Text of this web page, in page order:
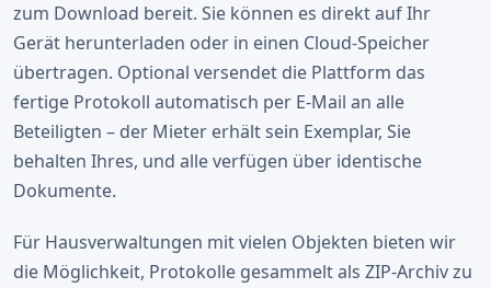
zum Download bereit. Sie können es direkt auf Ihr
Gerät herunterladen oder in einen Cloud-Speicher
übertragen. Optional versendet die Plattform das
fertige Protokoll automatisch per E-Mail an alle
Beteiligten – der Mieter erhält sein Exemplar, Sie
behalten Ihres, und alle verfügen über identische
Dokumente.
Für Hausverwaltungen mit vielen Objekten bieten wir
die Möglichkeit, Protokolle gesammelt als ZIP-Archiv zu